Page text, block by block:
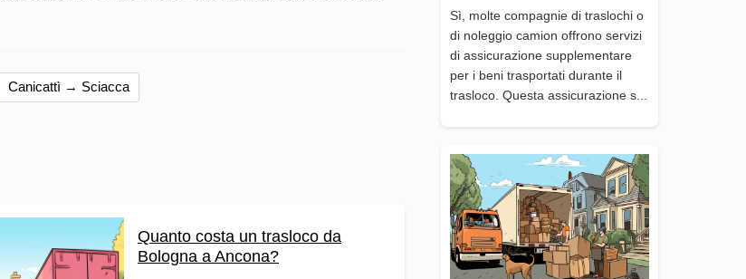
Sì, molte compagnie di traslochi o
di noleggio camion offrono servizi
di assicurazione supplementare
per i beni trasportati durante il
trasloco. Questa assicurazione s...
Canicattì → Sciacca
Quanto costa un trasloco da
Bologna a Ancona?